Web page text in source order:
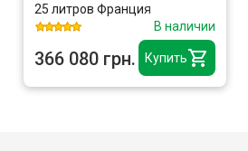
Купить
25 литров Франция
В наличии
366 080 грн.